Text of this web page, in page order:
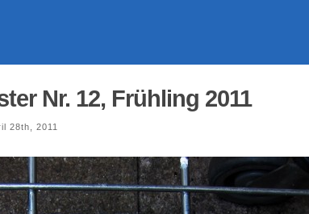
Nr. 12, Frühling 2011
28th, 2011